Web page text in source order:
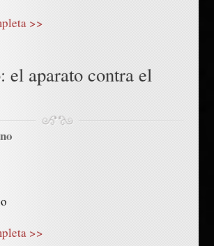
>>
el aparato contra el
>>